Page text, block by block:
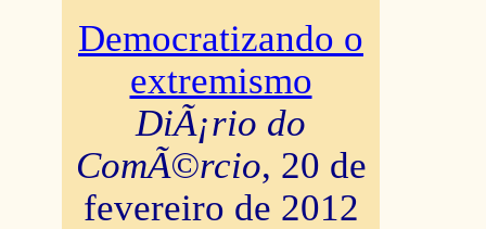
Democratizando o
extremismo
DiÃ¡rio do
ComÃ©rcio, 20 de
fevereiro de 2012